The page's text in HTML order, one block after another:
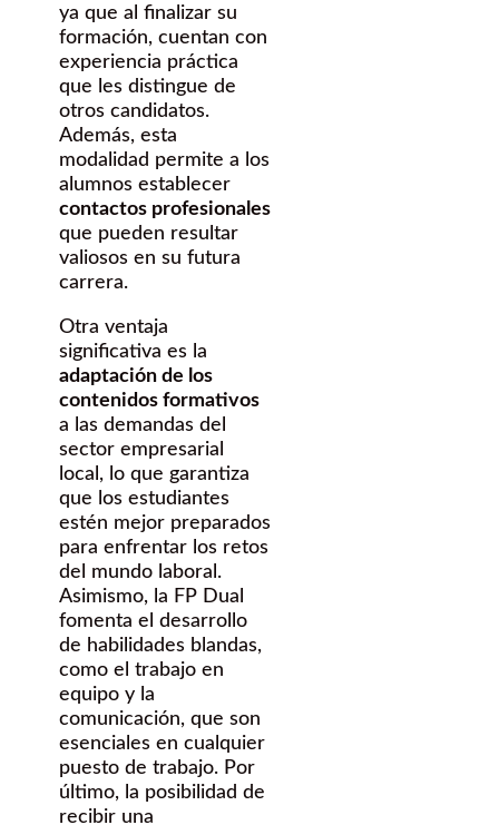
ya que al finalizar su
formación, cuentan con
experiencia práctica
que les distingue de
otros candidatos.
Además, esta
modalidad permite a los
alumnos establecer
contactos profesionales
que pueden resultar
valiosos en su futura
carrera.
Otra ventaja
significativa es la
adaptación de los
contenidos formativos
a las demandas del
sector empresarial
local, lo que garantiza
que los estudiantes
estén mejor preparados
para enfrentar los retos
del mundo laboral.
Asimismo, la FP Dual
fomenta el desarrollo
de habilidades blandas,
como el trabajo en
equipo y la
comunicación, que son
esenciales en cualquier
puesto de trabajo. Por
último, la posibilidad de
recibir una